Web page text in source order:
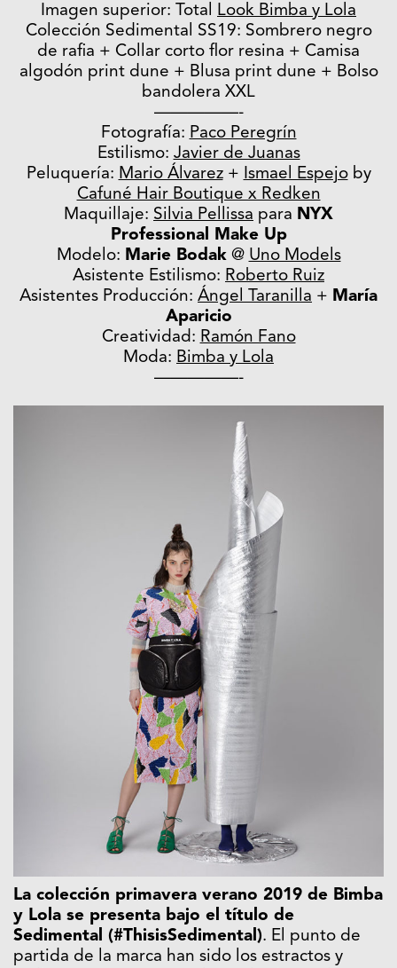
Imagen superior: Total Look Bimba y Lola
Colección Sedimental SS19: Sombrero negro
de rafia + Collar corto flor resina + Camisa
algodón print dune + Blusa print dune + Bolso
bandolera XXL
—————-
Fotografía: Paco Peregrín
Estilismo: Javier de Juanas
Peluquería: Mario Álvarez+ Ismael Espejoby
Cafuné Hair Boutique x Redken
Maquillaje: Silvia Pellissa para NYX
Professional Make Up
Modelo: Marie Bodak@ Uno Models
Asistente Estilismo: Roberto Ruiz
Asistentes Producción: Ángel Taranilla + María
Aparicio
Creatividad: Ramón Fano
Moda: Bimba y Lola
—————-
La colección primavera verano 2019 de Bimba
y Lola se presenta bajo el título de
Sedimental (#ThisisSedimental). El punto de
partida de la marca han sido los estractos y